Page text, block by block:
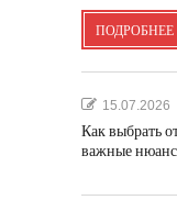
ПОДРОБНЕЕ
15.07.2026
Как выбрать
важные